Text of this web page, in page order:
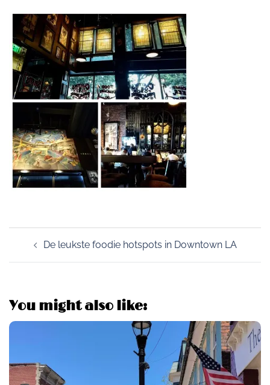
navigation
De leukste foodie hotspots in Downtown LA
You might also like: